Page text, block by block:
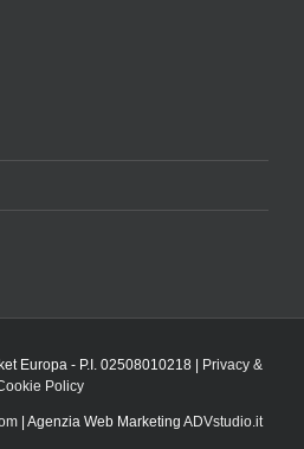
Europa - P.I. 02508010218 |
Privacy &
Policy
| Agenzia Web Marketing ADVstudio.it